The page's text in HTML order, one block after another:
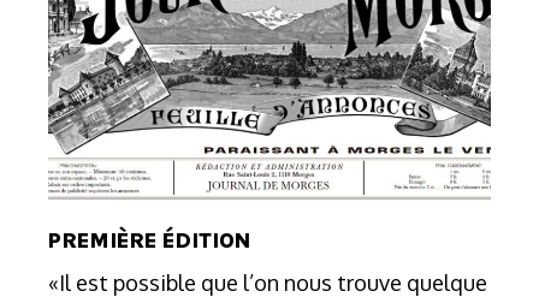
PREMIÈRE ÉDITION
«Il est possible que l’on nous trouve quelque